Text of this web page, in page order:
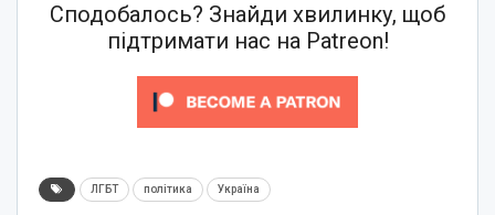
Сподобалось? Знайди хвилинку, щоб
підтримати нас на Patreon!
ЛГБТ політика Україна